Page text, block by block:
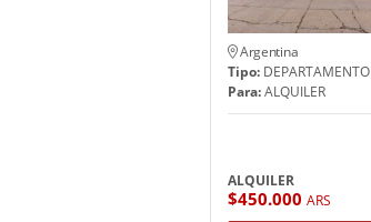
Argentina
Tipo:DEPARTAMENTO
Para:ALQUILER
ALQUILER
$450.000 ARS